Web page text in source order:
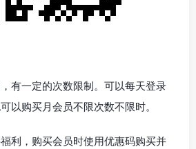
有一定的次数限制。可以每天登录
以购买月会员不限次数不限时。
利，购买会员时使用优惠码购买并